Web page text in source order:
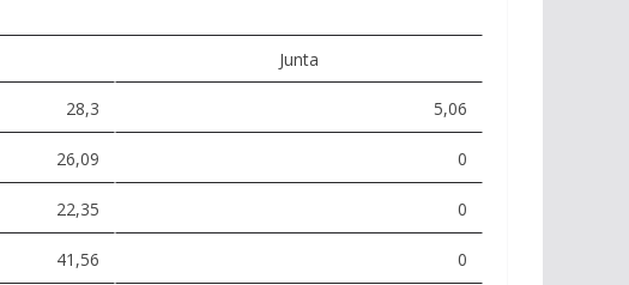
Junta
28,3 5,06
26,09 0
22,35 0
41,56 0